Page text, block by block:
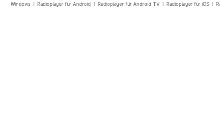
Windows| Radioplayer für Android| Radioplayer für Android TV| Radioplayer für iOS|